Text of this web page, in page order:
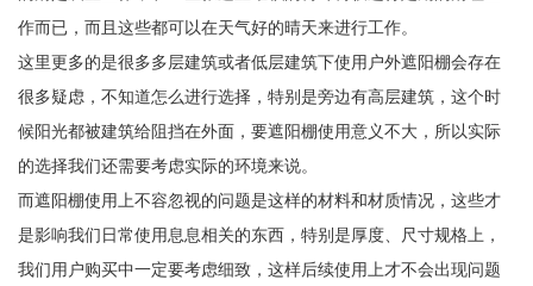
作而已，而且这些都可以在天气好的晴天来进行工作。
这里更多的是很多多层建筑或者低层建筑下使用户外遮阳棚会存在
很多疑虑，不知道怎么进行选择，特别是旁边有高层建筑，这个时
候阳光都被建筑给阻挡在外面，要遮阳棚使用意义不大，所以实际
的选择我们还需要考虑实际的环境来说。
而遮阳棚使用上不容忽视的问题是这样的材料和材质情况，这些才
是影响我们日常使用息息相关的东西，特别是厚度、尺寸规格上，
我们用户购买中一定要考虑细致，这样后续使用上才不会出现问题